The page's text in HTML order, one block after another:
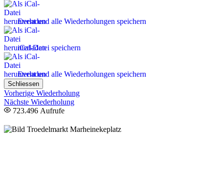
Event und alle Wiederholungen speichern
iCal-Datei speichern
Event und alle Wiederholungen speichern
Schliessen
Vorherige Wiederholung
Nächste Wiederholung
723.496 Aufrufe